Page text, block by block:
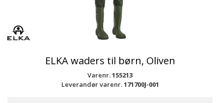
ELKA waders til børn, Oliven
Varenr.155213
Leverandør varenr.171700J-001